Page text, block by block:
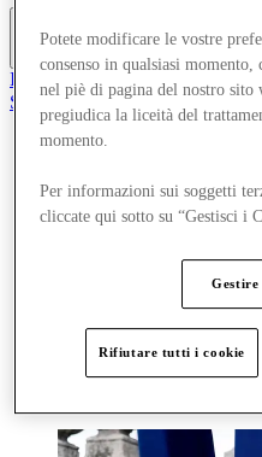
Il Club
Salvata
it
Offerte
Eventi
Pianifica la tua visita
Ricerca di lavoro
Gift Card
Potete modificare le vostre
consenso in qualsiasi
nel piè di pagina del nostro sito
pregiudica la liceità del
momento.
Per informazioni sui soggetti
cliccate qui sotto su “Gestisci i
Gestire
Rifiutare tutti i cookie